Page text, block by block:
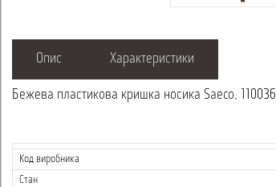
Опис Характеристики
Бежева пластикова кришка носика Saeco,
Код виробника
Стан